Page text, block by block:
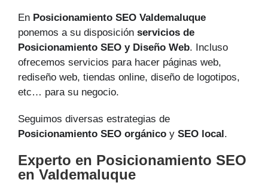
En Posicionamiento SEO Valdemaluque
ponemos a su disposición servicios de
Posicionamiento SEO y Diseño Web. Incluso
ofrecemos servicios para hacer páginas web,
rediseño web, tiendas online, diseño de logotipos,
etc… para su negocio.
Seguimos diversas estrategias de
Posicionamiento SEO orgánico y SEO local .
Experto en Posicionamiento SEO
en Valdemaluque